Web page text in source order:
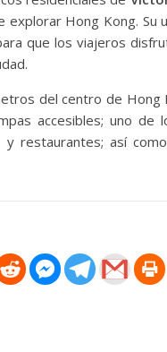
explorar Hong Kong.
que los viajeros
del centro de
accesibles; uno de
restaurantes; así